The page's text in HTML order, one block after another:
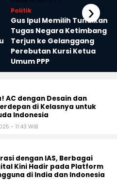
Politik
Gus Ipul Memilih Tunaikan
Tugas Negara Ketimbang
Terjun ke Gelanggang
Perebutan Kursi Ketua
Umum PPP
›
AC dengan Desain dan
di Kelasnya untuk
Indonesia
- 11:43 WIB
dengan IAS, Berbagai
Kini Hadir pada Platform
di India dan Indonesia